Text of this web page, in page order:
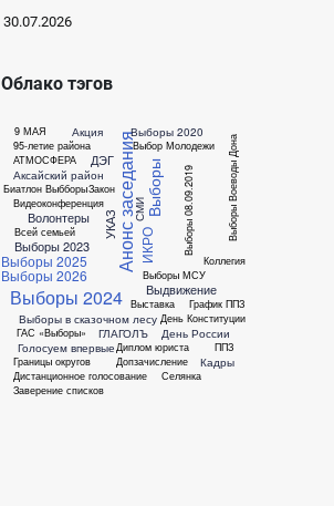
30.07.2026
Облако тэгов
9 МАЯ
95-летие района
АТМОСФЕРА
Аксайский район
Акция Анонс заседания
Биатлон
Видеоконференция
Волонтеры
Всей семьей
Выбборы
Выбор Молодежи
Выборы Выборы 08.09.2019
Выборы 2020
Выборы 2023
Выборы 2024
Выборы 2025
Выборы 2026
Выборы Воеводы Дона
Выборы МСУ
Выборы в сказочном лесу
Выдвижение
Выставка
ГАС «Выборы»
ГЛАГОЛЪ
Голосуем впервые
Границы округов
График ППЗ
ДЭГ
День Конституции
День России
Диплом юриста
Дистанционное голосование
Допзачисление
Заверение списков
Закон
ИКРО
Кадры
Коллегия
ППЗ
СМИ
Селянка
УКАЗ